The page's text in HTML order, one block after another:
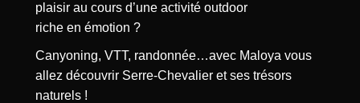
plaisir au cours d’une activité outdoor
riche en émotion ?
Canyoning, VTT, randonnée…avec Maloya vous
allez découvrir Serre-Chevalier et ses trésors
naturels !